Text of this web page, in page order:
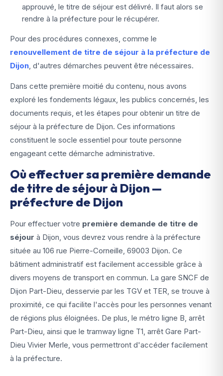
approuvé, le titre de séjour est délivré. Il faut alors se
rendre à la préfecture pour le récupérer.
Pour des procédures connexes, comme le
renouvellement de titre de séjour à la préfecture de
Dijon, d'autres démarches peuvent être nécessaires.
Dans cette première moitié du contenu, nous avons
exploré les fondements légaux, les publics concernés, les
documents requis, et les étapes pour obtenir un titre de
séjour à la préfecture de Dijon. Ces informations
constituent le socle essentiel pour toute personne
engageant cette démarche administrative.
Où effectuer sa première demande
de titre de séjour à Dijon —
préfecture de Dijon
Pour effectuer votre première demande de titre de
séjour à Dijon, vous devrez vous rendre à la préfecture
située au 106 rue Pierre-Corneille, 69003 Dijon. Ce
bâtiment administratif est facilement accessible grâce à
divers moyens de transport en commun. La gare SNCF de
Dijon Part-Dieu, desservie par les TGV et TER, se trouve à
proximité, ce qui facilite l'accès pour les personnes venant
de régions plus éloignées. De plus, le métro ligne B, arrêt
Part-Dieu, ainsi que le tramway ligne T1, arrêt Gare Part-
Dieu Vivier Merle, vous permettront d'accéder facilement
à la préfecture.